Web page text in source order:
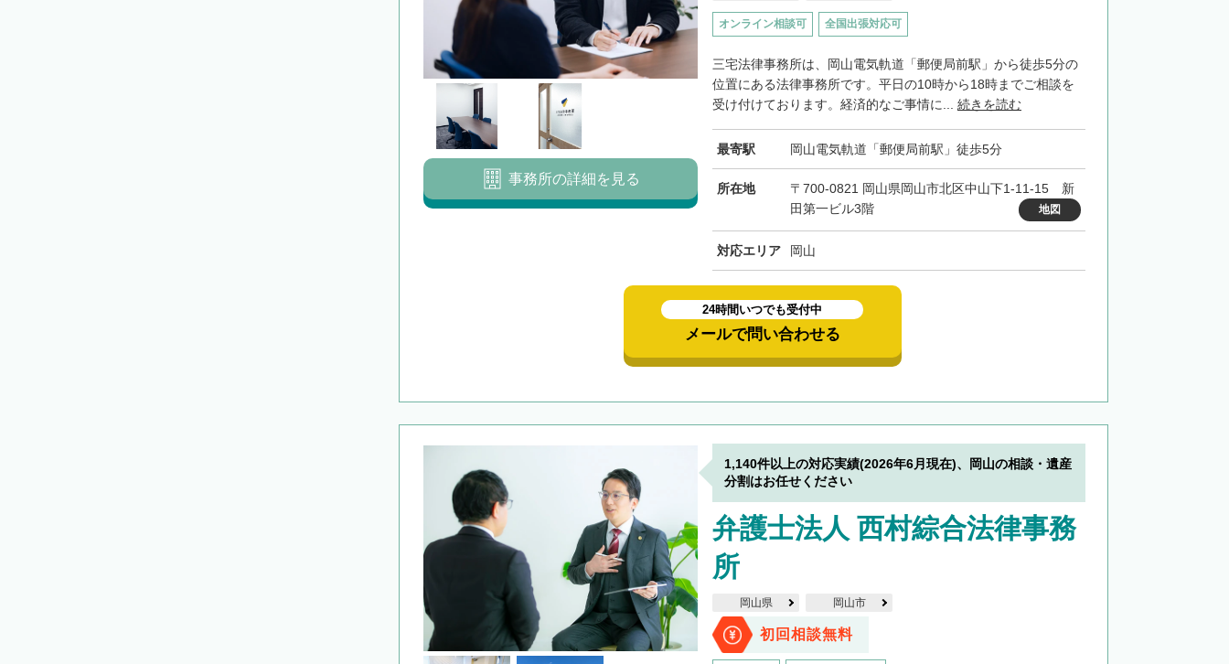
オンライン相談可 全国出張対応可
三宅法律事務所は、岡山電気軌道「郵便局前駅」から徒歩5分の
位置にある法律事務所です。平日の10時から18時までご相談を
受け付けております。経済的なご事情に... 続きを読む
最寄駅 岡山電気軌道「郵便局前駅」徒歩5分
所在地
〒700-0821 岡山県岡山市北区中山下1-11-15 新
田第一ビル3階
地図
対応エリア 岡山
事務所の詳細を見る
24時間いつでも受付中
メールで問い合わせる
1,140件以上の対応実績(2026年6月現在)、岡山の相談・遺産
分割はお任せください
弁護士法人 西村綜合法律事務
所
岡山県 岡山市
初回相談無料